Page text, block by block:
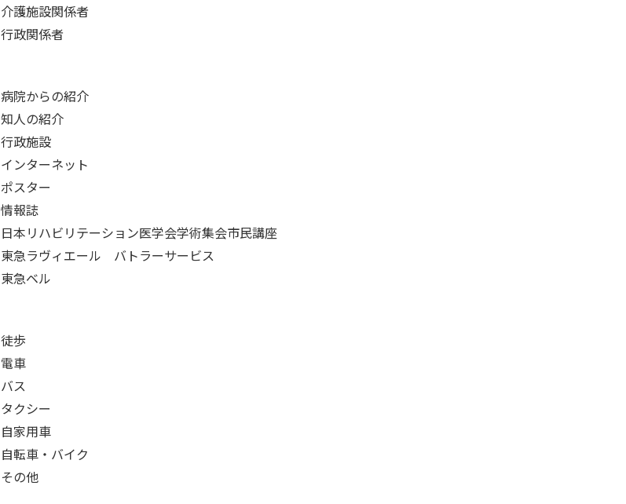
介護施設関係者
行政関係者
病院からの紹介
知人の紹介
行政施設
インターネット
ポスター
情報誌
日本リハビリテーション医学会学術集会市民講座
東急ラヴィエール バトラーサービス
東急ベル
徒歩
電車
バス
タクシー
自家用車
自転車・バイク
その他